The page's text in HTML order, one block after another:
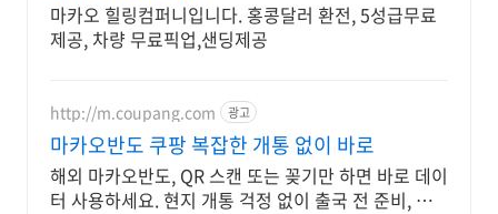
마카오 힐링컴퍼니입니다. 홍콩달러 환전, 5성급무료
제공, 차량 무료픽업,샌딩제공
http://m.coupang.com 광고
마카오반도 쿠팡 복잡한 개통 없이 바로
해외 마카오반도, QR 스캔 또는 꽂기만 하면 바로 데이
터 사용하세요. 현지 개통 걱정 없이 출국 전 준비, 와